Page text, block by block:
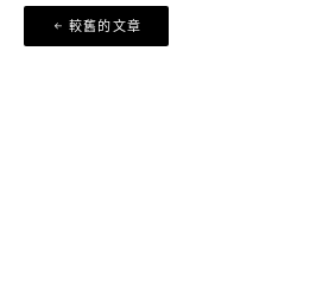
文
章
較舊的文章